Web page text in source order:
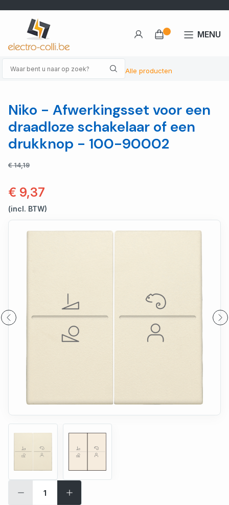
Alle producten
MENU
Niko - Afwerkingsset voor een
draadloze schakelaar of een
drukknop - 100-90002
€ 14,19
€ 9,37
(incl. BTW)